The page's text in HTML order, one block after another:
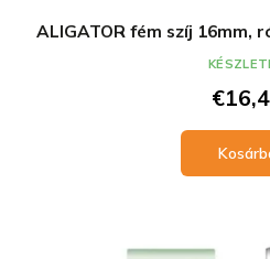
ALIGATOR fém szíj 16mm,